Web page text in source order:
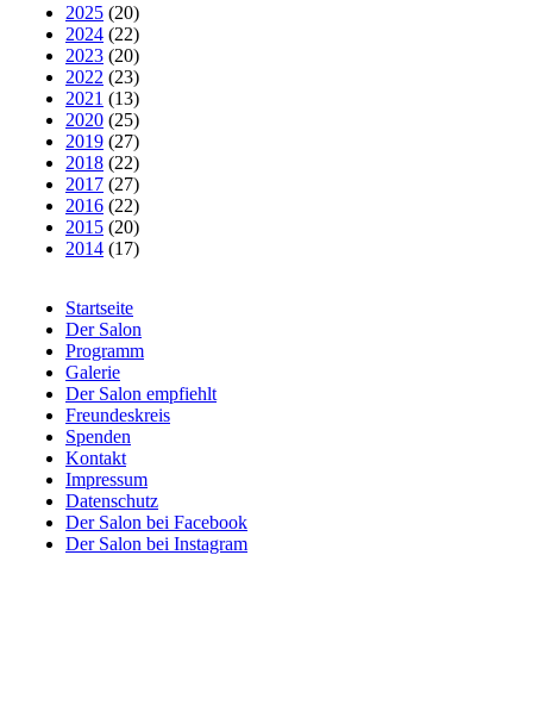
2025 (20)
2024 (22)
2023 (20)
2022 (23)
2021 (13)
2020 (25)
2019 (27)
2018 (22)
2017 (27)
2016 (22)
2015 (20)
2014 (17)
Startseite
Der Salon
Programm
Galerie
Der Salon empfiehlt
Freundeskreis
Spenden
Kontakt
Impressum
Datenschutz
Der Salon bei Facebook
Der Salon bei Instagram